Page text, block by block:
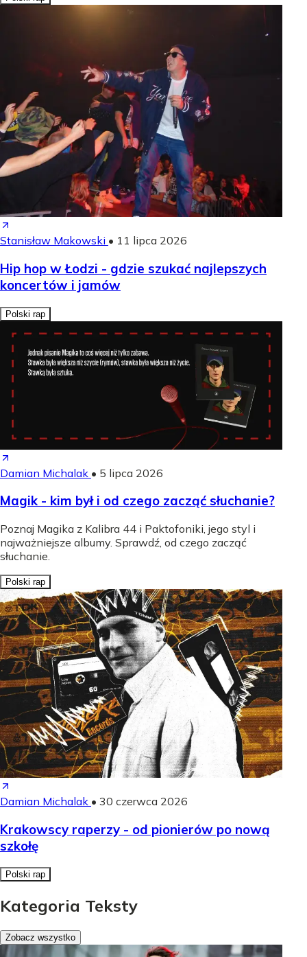
Stanisław Makowski • 11 lipca 2026
Hip hop w Łodzi - gdzie szukać najlepszych
koncertów i jamów
Polski rap
Damian Michalak • 5 lipca 2026
Magik - kim był i od czego zacząć słuchanie?
Poznaj Magika z Kalibra 44 i Paktofoniki, jego styl i
najważniejsze albumy. Sprawdź, od czego zacząć
słuchanie.
Polski rap
Damian Michalak • 30 czerwca 2026
Krakowscy raperzy - od pionierów po nową
szkołę
Polski rap
Kategoria Teksty
Zobacz wszystko